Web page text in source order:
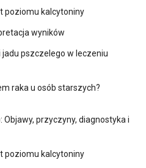
poziomu kalcytoniny
wyników
pszczelego w leczeniu
raka u osób starszych?
przyczyny, diagnostyka i
poziomu kalcytoniny